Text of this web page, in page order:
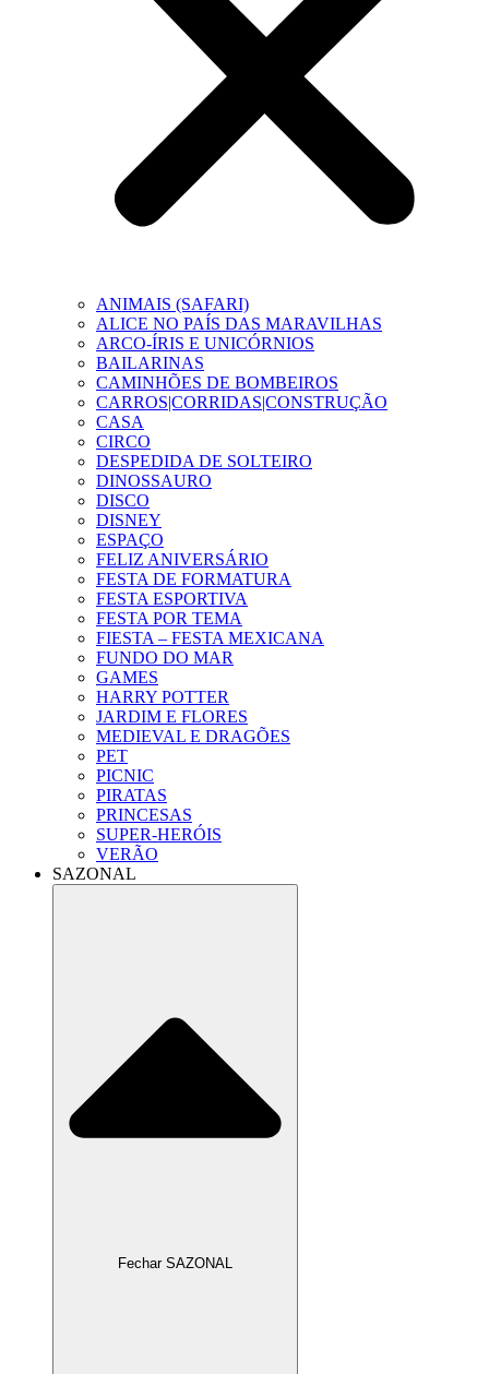
ANIMAIS (SAFARI)
ALICE NO PAÍS DAS MARAVILHAS
ARCO-ÍRIS E UNICÓRNIOS
BAILARINAS
CAMINHÕES DE BOMBEIROS
CARROS|CORRIDAS|CONSTRUÇÃO
CASA
CIRCO
DESPEDIDA DE SOLTEIRO
DINOSSAURO
DISCO
DISNEY
ESPAÇO
FELIZ ANIVERSÁRIO
FESTA DE FORMATURA
FESTA ESPORTIVA
FESTA POR TEMA
FIESTA – FESTA MEXICANA
FUNDO DO MAR
GAMES
HARRY POTTER
JARDIM E FLORES
MEDIEVAL E DRAGÕES
PET
PICNIC
PIRATAS
PRINCESAS
SUPER-HERÓIS
VERÃO
SAZONAL
Fechar SAZONAL